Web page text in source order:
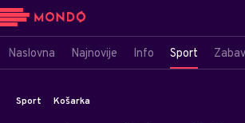
Naslovna Najnovije Info Sport
Sport Košarka